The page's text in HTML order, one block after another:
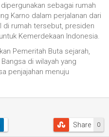
sebagai rumah
Karno dalam perjalanan dari
di rumah tersebut, presiden
Kemerdekaan Indonesia.
Pemeritah Buta sejarah,
di wilayah yang
penjajahan menuju
0
Share